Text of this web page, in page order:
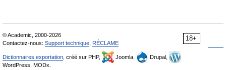
18+
© Academic, 2000-2026
Contactez-nous: Support technique RÉCLAME
Dictionnaires exportation , créé sur PHP, Joomla,
Drupal,
WordPress, MODx.